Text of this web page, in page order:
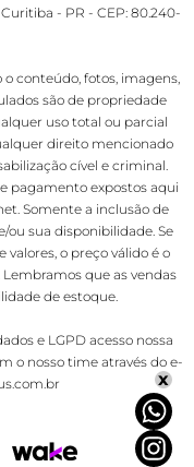
- PR - CEP: 80.240-
o conteúdo, fotos, imagens,
são de propriedade
uso total ou parcial
direito mencionado
cível e criminal.
pagamento expostos aqui
Somente a inclusão de
ou sua disponibilidade. Se
o preço válido é o
que as vendas
de estoque.
e LGPD acesso nossa
o nosso time através do e-
x